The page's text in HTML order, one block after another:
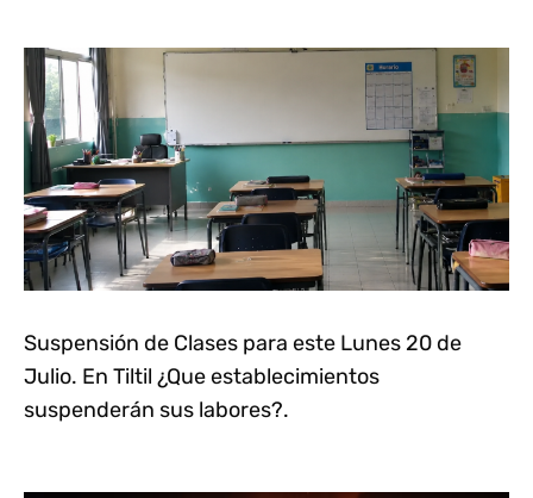
Suspensión de Clases para este Lunes 20 de
Julio. En Tiltil ¿Que establecimientos
suspenderán sus labores?.